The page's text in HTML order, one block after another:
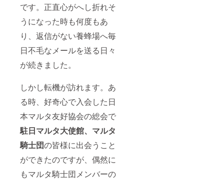
です。正直心がへし折れそ
うになった時も何度もあ
り、返信がない養蜂場へ毎
日不毛なメールを送る日々
が続きました。
しかし転機が訪れます。あ
る時、好奇心で入会した日
本マルタ友好協会の総会で
駐日マルタ大使館、 マルタ
騎士団の皆様に出会うこと
ができたのですが、偶然に
もマルタ騎士団メンバーの